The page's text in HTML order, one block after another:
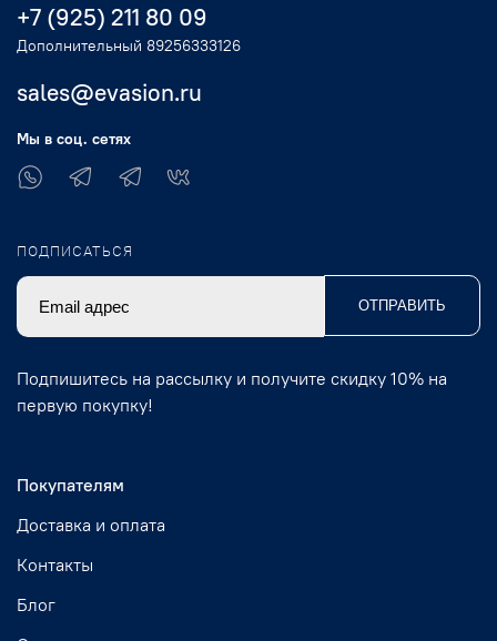
Покупателям
Доставка и оплата
Контакты
Блог
+7 (925) 211 80 09
Дополнительный 89256333126
sales@evasion.ru
Мы в соц. сетях
ПОДПИСАТЬСЯ
ОТПРАВИТЬ
Подпишитесь на рассылку и получите скидку 10% на
первую покупку!